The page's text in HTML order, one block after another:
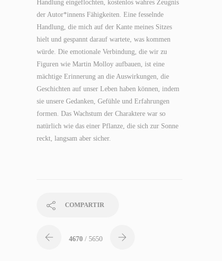
Handlung eingeflochten, kostenlos wahres Zeugnis
der Autor*innens Fähigkeiten. Eine fesselnde
Handlung, die mich auf der Kante meines Sitzes
hielt und gespannt darauf wartete, was kommen
würde. Die emotionale Verbindung, die wir zu
Figuren wie Martin Molloy aufbauen, ist eine
mächtige Erinnerung an die Auswirkungen, die
Geschichten auf unser Leben haben können, indem
sie unsere Gedanken, Gefühle und Erfahrungen
formen. Das Wachstum der Charaktere war so
natürlich wie das einer Pflanze, die sich zur Sonne
reckt, langsam aber sicher.
COMPARTIR
4670 / 5650